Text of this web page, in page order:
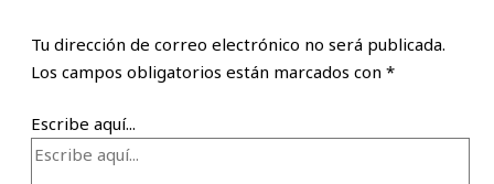
Tu dirección de correo electrónico no será publicada.
Los campos obligatorios están marcados con *
Escribe aquí...